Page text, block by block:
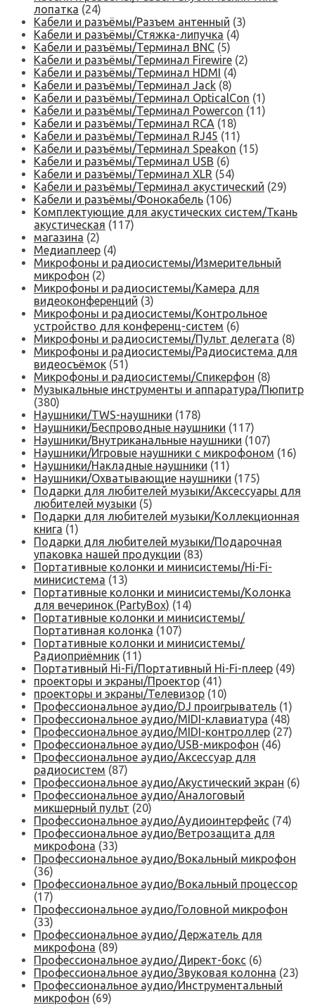
лопатка (24)
Кабели и разъёмы/Разъем антенный (3)
Кабели и разъёмы/Стяжка-липучка (4)
Кабели и разъёмы/Терминал BNC (5)
Кабели и разъёмы/Терминал Firewire (2)
Кабели и разъёмы/Терминал HDMI (4)
Кабели и разъёмы/Терминал Jack (8)
Кабели и разъёмы/Терминал OpticalCon (1)
Кабели и разъёмы/Терминал Powercon (11)
Кабели и разъёмы/Терминал RCA (18)
Кабели и разъёмы/Терминал RJ45 (11)
Кабели и разъёмы/Терминал Speakon (15)
Кабели и разъёмы/Терминал USB (6)
Кабели и разъёмы/Терминал XLR (54)
Кабели и разъёмы/Терминал акустический (29)
Кабели и разъёмы/Фонокабель (106)
Комплектующие для акустических систем/Ткань
акустическая (117)
магазина (2)
Медиаплеер (4)
Микрофоны и радиосистемы/Измерительный
микрофон (2)
Микрофоны и радиосистемы/Камера для
видеоконференций (3)
Микрофоны и радиосистемы/Контрольное
устройство для конференц-систем (6)
Микрофоны и радиосистемы/Пульт делегата (8)
Микрофоны и радиосистемы/Радиосистема для
видеосъёмок (51)
Микрофоны и радиосистемы/Спикерфон (8)
Музыкальные инструменты и аппаратура/Пюпитр
(380)
Наушники/TWS-наушники (178)
Наушники/Беспроводные наушники (117)
Наушники/Внутриканальные наушники (107)
Наушники/Игровые наушники с микрофоном (16)
Наушники/Накладные наушники (11)
Наушники/Охватывающие наушники (175)
Подарки для любителей музыки/Аксессуары для
любителей музыки (5)
Подарки для любителей музыки/Коллекционная
книга (1)
Подарки для любителей музыки/Подарочная
упаковка нашей продукции (83)
Портативные колонки и минисистемы/Hi-Fi-
минисистема (13)
Портативные колонки и минисистемы/Колонка
для вечеринок (PartyBox) (14)
Портативные колонки и минисистемы/
Портативная колонка (107)
Портативные колонки и минисистемы/
Радиоприёмник (11)
Портативный Hi-Fi/Портативный Hi-Fi-плеер (49)
проекторы и экраны/Проектор (41)
проекторы и экраны/Телевизор (10)
Профессиональное аудио/DJ проигрыватель (1)
Профессиональное аудио/MIDI-клавиатура (48)
Профессиональное аудио/MIDI-контроллер (27)
Профессиональное аудио/USB-микрофон (46)
Профессиональное аудио/Аксессуар для
радиосистем (87)
Профессиональное аудио/Акустический экран (6)
Профессиональное аудио/Аналоговый
микшерный пульт (20)
Профессиональное аудио/Аудиоинтерфейс (74)
Профессиональное аудио/Ветрозащита для
микрофона (33)
Профессиональное аудио/Вокальный микрофон
(36)
Профессиональное аудио/Вокальный процессор
(17)
Профессиональное аудио/Головной микрофон
(33)
Профессиональное аудио/Держатель для
микрофона (89)
Профессиональное аудио/Директ-бокс (6)
Профессиональное аудио/Звуковая колонна (23)
Профессиональное аудио/Инструментальный
микрофон (69)